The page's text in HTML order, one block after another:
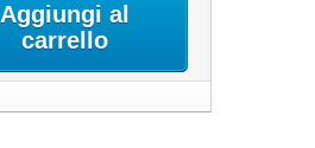
Aggiungi al
carrello